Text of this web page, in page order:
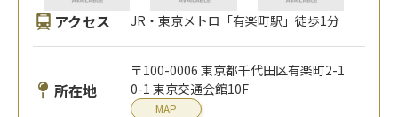
アクセス JR・東京メトロ「有楽町駅」徒歩1分
所在地
〒100-0006 東京都千代田区有楽町2-1
0-1 東京交通会館10F
MAP